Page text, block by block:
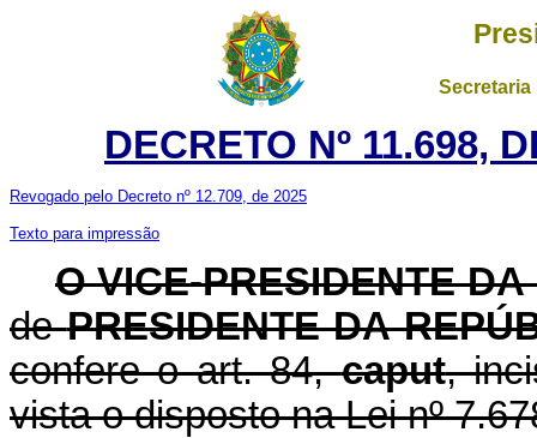
DECRETO Nº 11.698,
Revogado pelo Decreto nº 12.709, de 2025
Texto para impressão
O VICE-PRESIDENTE
dePRESIDENTE DA
confere o art. 84,caput,
vista o disposto na Lei nº